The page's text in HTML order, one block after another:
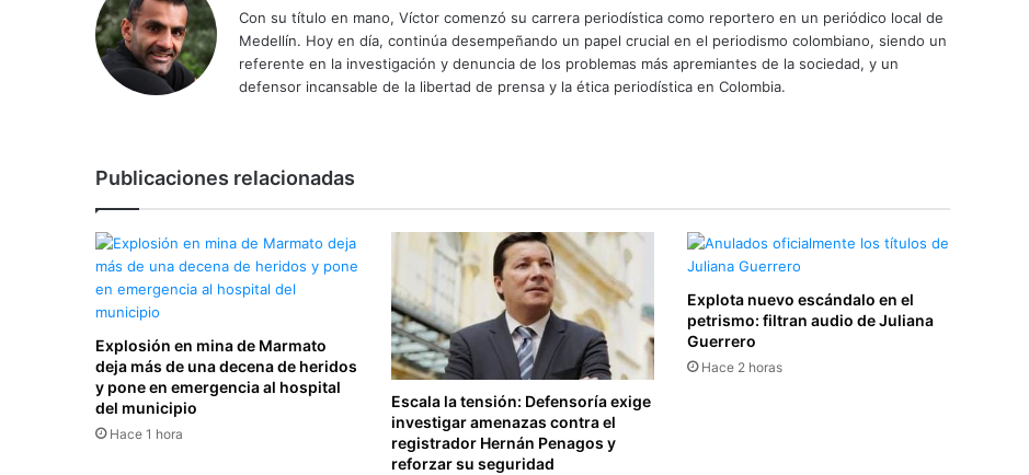
Con su título en mano, Víctor comenzó su carrera periodística como reportero en un periódico local de
Medellín. Hoy en día, continúa desempeñando un papel crucial en el periodismo colombiano, siendo un
referente en la investigación y denuncia de los problemas más apremiantes de la sociedad, y un
defensor incansable de la libertad de prensa y la ética periodística en Colombia.
Publicaciones relacionadas
Explosión en mina de Marmato
deja más de una decena de heridos
y pone en emergencia al hospital
del municipio
Hace 1 hora
Escala la tensión: Defensoría exige
investigar amenazas contra el
registrador Hernán Penagos y
reforzar su seguridad
Explota nuevo escándalo en el
petrismo: filtran audio de Juliana
Guerrero
Hace 2 horas